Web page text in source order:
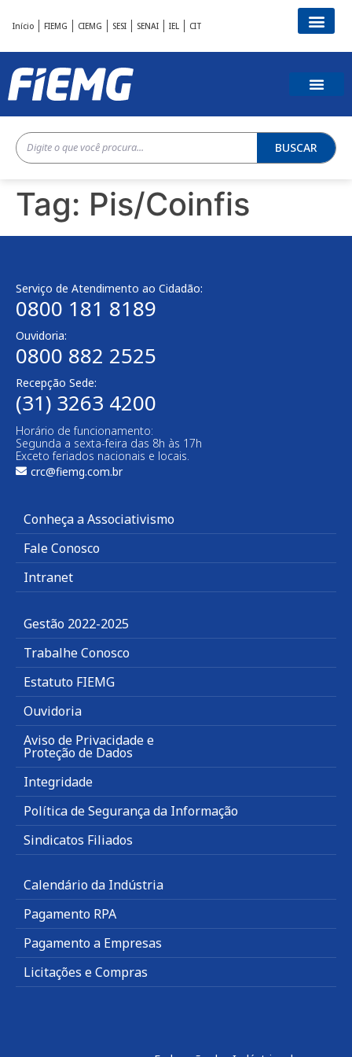
Início FIEMG CIEMG SESI SENAI IEL CIT
BUSCAR
Tag: Pis/Coinfis
Serviço de Atendimento ao Cidadão:
0800 181 8189
Ouvidoria:
0800 882 2525
Recepção Sede:
(31) 3263 4200
Horário de funcionamento:
Segunda a sexta-feira das 8h às 17h
Exceto feriados nacionais e locais.
crc@fiemg.com.br
Conheça a Associativismo
Fale Conosco
Intranet
Gestão 2022-2025
Trabalhe Conosco
Estatuto FIEMG
Ouvidoria
Aviso de Privacidade e
Proteção de Dados
Integridade
Política de Segurança da Informação
Sindicatos Filiados
Calendário da Indústria
Pagamento RPA
Pagamento a Empresas
Licitações e Compras